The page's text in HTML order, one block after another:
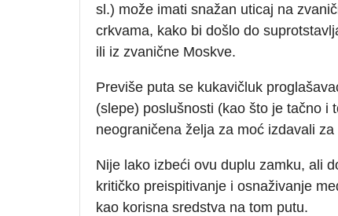
sl.) može imati snažan uticaj na
crkvama, kako bi došlo do
ili iz zvanične Moskve.
Previše puta se kukavičluk
(slepe) poslušnosti (kao što je tačno i
neograničena želja za moć izdavali
Nije lako izbeći ovu duplu zamku, ali
kritičko preispitivanje i osnaživanje
kao korisna sredstva na tom putu.